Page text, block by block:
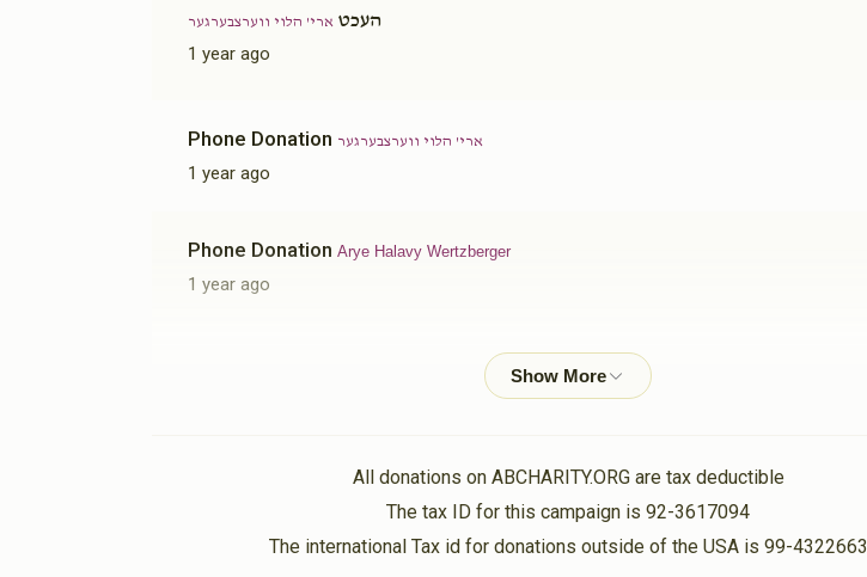
העכט ארי' הלוי ווערצבערגער
1 year ago
Phone Donation ארי' הלוי ווערצבערגער
1 year ago
Phone Donation Arye Halavy Wertzberger
1 year ago
אברהם ישראל הערשקאוויטש
All donations on ABCHARITY.ORG are tax deductible
The tax ID for this campaign is 92-3617094
The international Tax id for donations outside of the USA is 99-4322663